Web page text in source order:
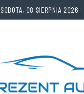
SOBOTA, 08 SIERPNIA 2026